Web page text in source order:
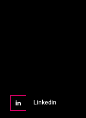
Linkedin